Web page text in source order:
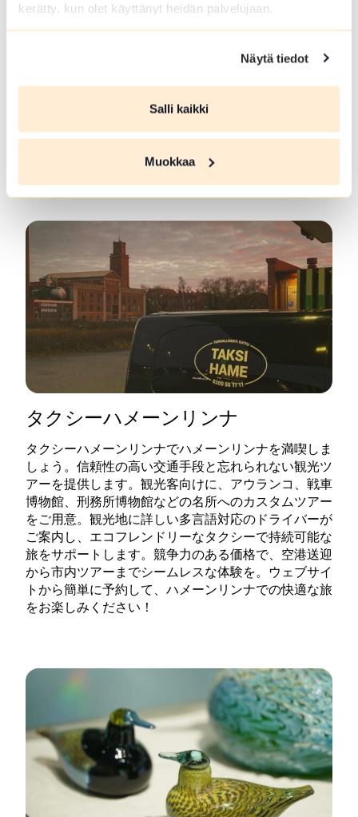
kerätty, kun olet käyttänyt heidän palvelujaan.
Näytä tiedot
Salli kaikki
Muokkaa
サークスマキのヴィサヴオリ博物館では、彫刻家エミ
ール・ヴィークストロムの旧居兼アトリエを見学でき
ます。彫刻や文化史に触れられるだけでなく、フィン
ランドの視覚文化に大きな足跡を残した風刺画家カ
リ・スオマライネンの作品も紹介されています。
く巡るセルフガイドの文化ルートとして最適です。南
フィンランドでアートと景観をあわせて楽しみたい方
Lue lisää tuotteesta ヴァナヤヴェシ湖畔のアートトライ
タクシーハメーンリンナ
タクシーハメーンリンナでハメーンリンナを満喫しま
しょう。信頼性の高い交通手段と忘れられない観光ツ
アーを提供します。観光客向けに、アウランコ、戦車
博物館、刑務所博物館などの名所へのカスタムツアー
をご用意。観光地に詳しい多言語対応のドライバーが
ご案内し、エコフレンドリーなタクシーで持続可能な
旅をサポートします。競争力のある価格で、空港送迎
から市内ツアーまでシームレスな体験を。ウェブサイ
トから簡単に予約して、ハメーンリンナでの快適な旅
をお楽しみください！